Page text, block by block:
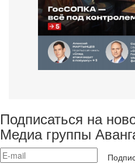
Подписаться на
Медиа группы